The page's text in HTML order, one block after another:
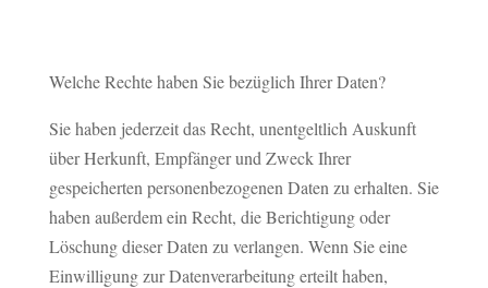
Welche Rechte haben Sie bezüglich Ihrer Daten?
Sie haben jederzeit das Recht, unentgeltlich Auskunft
über Herkunft, Empfänger und Zweck Ihrer
gespeicherten personenbezogenen Daten zu erhalten. Sie
haben außerdem ein Recht, die Berichtigung oder
Löschung dieser Daten zu verlangen. Wenn Sie eine
Einwilligung zur Datenverarbeitung erteilt haben,